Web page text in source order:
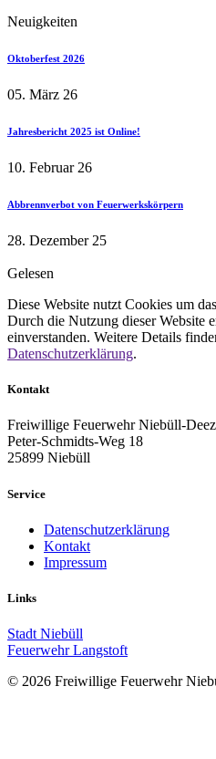
Neuigkeiten
Oktoberfest 2026
05. März 26
Jahresbericht 2025 ist Online!
10. Februar 26
Abbrennverbot von Feuerwerkskörpern
28. Dezember 25
Gelesen
Diese Website nutzt Cookies um
Durch die Nutzung dieser Website
einverstanden. Weitere Details
Datenschutzerklärung.
Kontakt
Freiwillige Feuerwehr Niebüll-
Peter-Schmidts-Weg 18
25899 Niebüll
Service
Datenschutzerklärung
Kontakt
Impressum
Links
Stadt Niebüll
Feuerwehr Langstoft
© 2026 Freiwillige Feuerwehr